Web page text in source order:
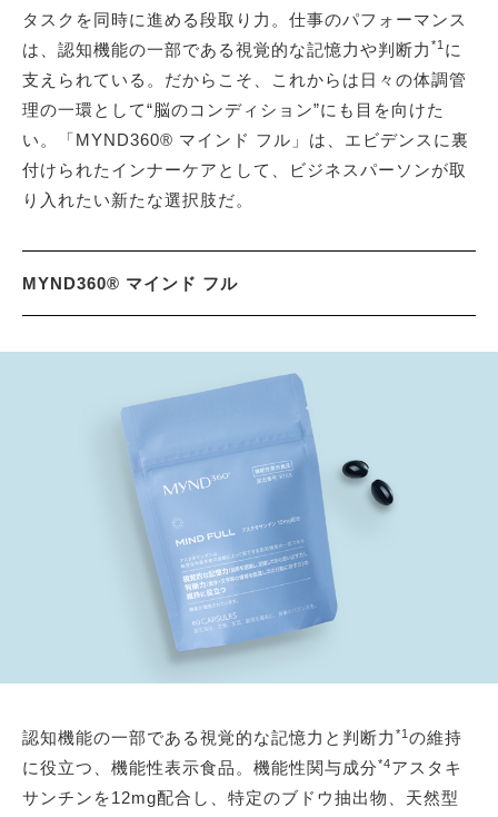
タスクを同時に進める段取り力。仕事のパフォーマンス
は、認知機能の一部である視覚的な記憶力や判断力 *1 に
支えられている。だからこそ、これからは日々の体調管
理の一環として“脳のコンディション”にも目を向けた
い。「MYND360® マインド フル」は、エビデンスに裏
付けられたインナーケアとして、ビジネスパーソンが取
り入れたい新たな選択肢だ。
MYND360® マインド フル
認知機能の一部である視覚的な記憶力と判断力 *1 の維持
に役立つ、機能性表示食品。機能性関与成分*4アスタキ
サンチンを12mg配合し、特定のブドウ抽出物、天然型